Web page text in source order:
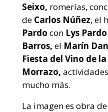
Seixo, romerías,
de Carlos Núñez, el
Pardo con Lys Pardo
Barros, el Marín
Fiesta del Vino de
Morrazo,
mucho más.
La imagen es obra